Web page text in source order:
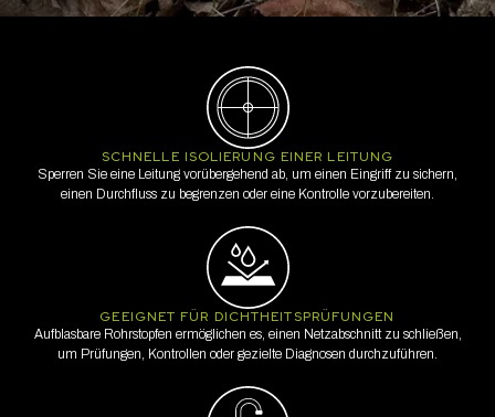
SCHNELLE ISOLIERUNG EINER LEITUNG
Sperren Sie eine Leitung vorübergehend ab, um einen Eingriff zu sichern,
einen Durchfluss zu begrenzen oder eine Kontrolle vorzubereiten.
GEEIGNET FÜR DICHTHEITSPRÜFUNGEN
Aufblasbare Rohrstopfen ermöglichen es, einen Netzabschnitt zu schließen,
um Prüfungen, Kontrollen oder gezielte Diagnosen durchzuführen.